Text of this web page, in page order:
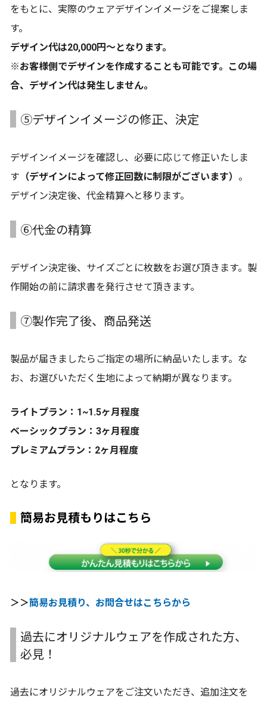
をもとに、実際のウェアデザインイメージをご提案しま
す。
デザイン代は20,000円～となります。
※お客様側でデザインを作成することも可能です。この場
合、デザイン代は発生しません。
⑤デザインイメージの修正、決定
デザインイメージを確認し、必要に応じて修正いたしま
す （デザインによって修正回数に制限がございます） 。
デザイン決定後、代金精算へと移ります。
⑥代金の精算
デザイン決定後、サイズごとに枚数をお選び頂きます。製
作開始の前に請求書を発行させて頂きます。
⑦製作完了後、商品発送
製品が届きましたらご指定の場所に納品いたします。な
お、お選びいただく生地によって納期が異なります。
ライトプラン：1~1.5ヶ月程度
ベーシックプラン：3ヶ月程度
プレミアムプラン：2ヶ月程度
となります。
簡易お見積もりはこちら
＞＞簡易お見積り、お問合せはこちらから
過去にオリジナルウェアを作成された方、
必見！
過去にオリジナルウェアをご注文いただき、追加注文を